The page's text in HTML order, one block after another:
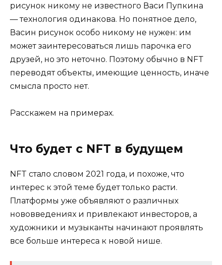
рисунок никому не известного Васи Пупкина
— технология одинакова. Но понятное дело,
Васин рисунок особо никому не нужен: им
может заинтересоваться лишь парочка его
друзей, но это неточно. Поэтому обычно в NFT
переводят объекты, имеющие ценность, иначе
смысла просто нет.
Расскажем на примерах.
Что будет с NFT в будущем
NFT стало словом 2021 года, и похоже, что
интерес к этой теме будет только расти.
Платформы уже объявляют о различных
нововведениях и привлекают инвесторов, а
художники и музыканты начинают проявлять
все больше интереса к новой нише.